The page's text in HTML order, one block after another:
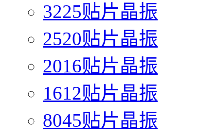
3225贴片晶振
2520贴片晶振
2016贴片晶振
1612贴片晶振
8045贴片晶振